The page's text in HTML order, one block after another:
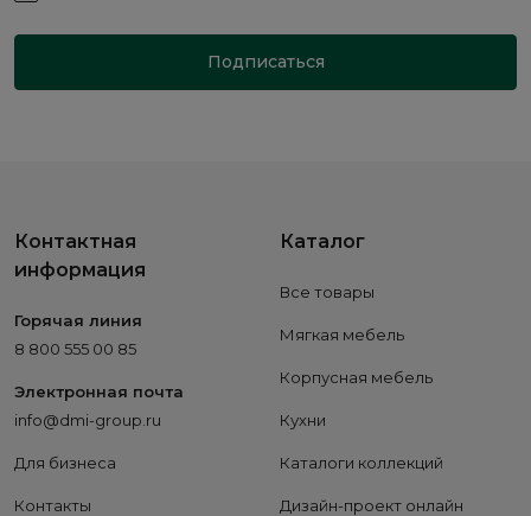
Подписаться
Контактная
информация
Горячая линия
8 800 555 00 85
Электронная почта
info@dmi-group.ru
Для бизнеса
Контакты
Каталог
Все товары
Мягкая мебель
Корпусная мебель
Кухни
Каталоги коллекций
Дизайн-проект онлайн